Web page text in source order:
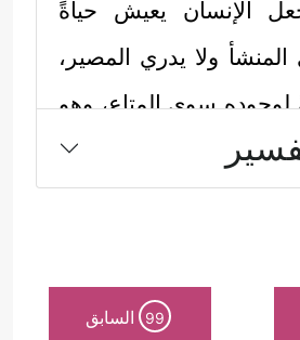
الإنسان يعيش حياةً
المنشأ ولا يدري المصير،
لوجوده سوى المتاع، وهو
فقدرته على المتاع لا
مرحلة عمريَّة وسطيَّة،
الأمراض وآثار
99 السابق